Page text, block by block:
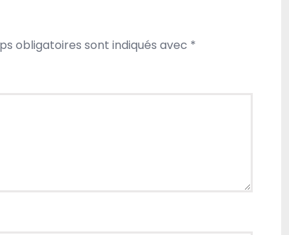
obligatoires sont indiqués avec *